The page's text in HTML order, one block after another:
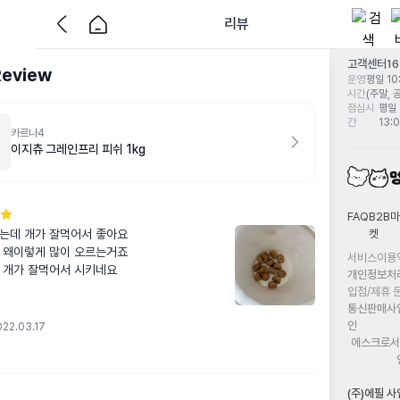
리뷰
카르나4
이지츄 그레인프리 피쉬 1kg
데 개가 잘먹어서 좋아요
이렇게 많이 오르는거죠
가 잘먹어서 시키네요
고객센터
운영
시간
평일
(주말,
점심시
간
평
FAQB2B마
켓
서비스이용
개인정보처
입점/제휴
통신판매사
인
에스크로
(주)에필 사